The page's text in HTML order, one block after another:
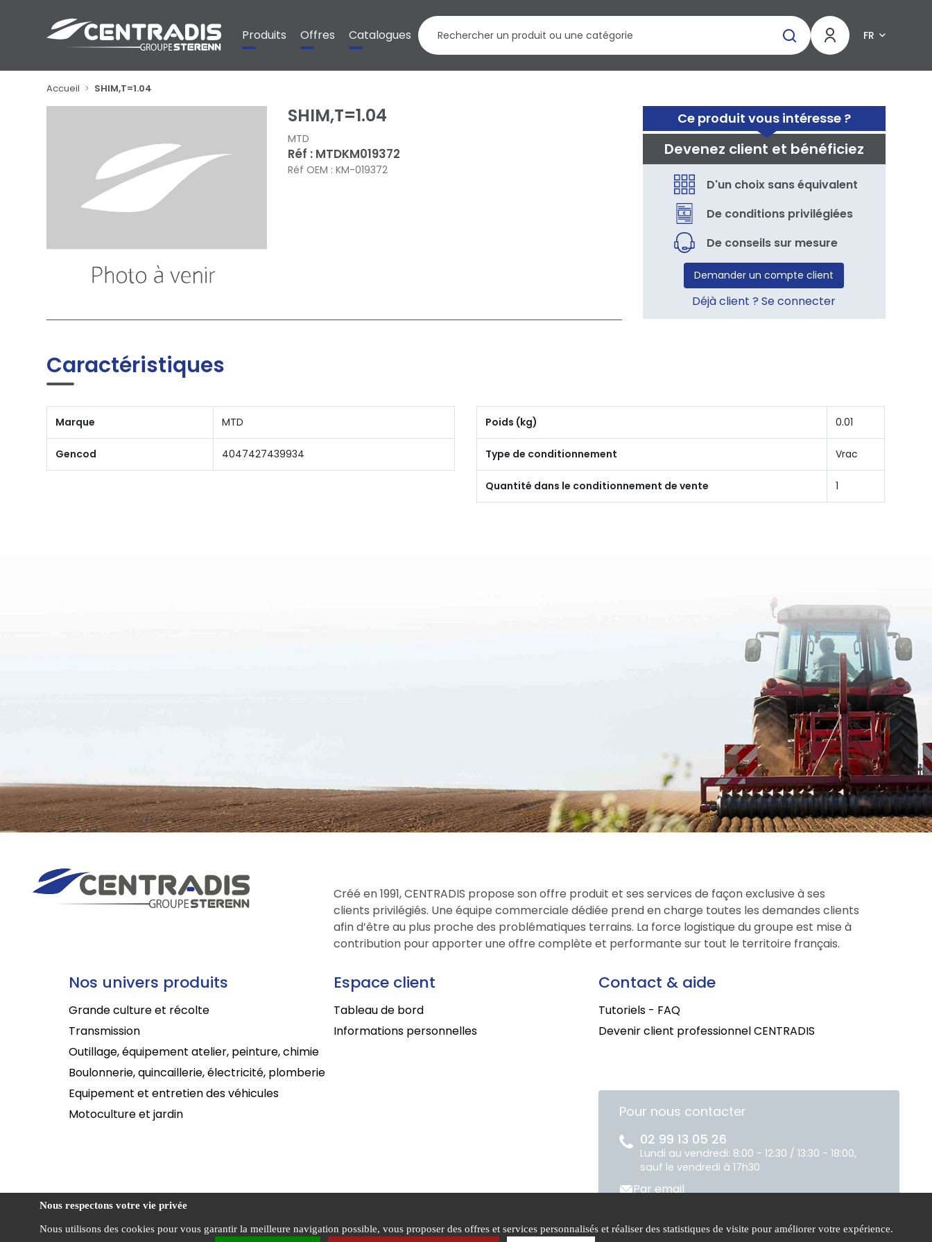
Produits Offres Catalogues FR
Accueil SHIM,T=1.04
Ce produit vous intéresse ?
Devenez client et bénéficiez
D'un choix sans équivalent
De conditions privilégiées
De conseils sur mesure
Demander un compte client
Déjà client ? Se connecter
SHIM,T=1.04
MTD
Réf : MTDKM019372
Réf OEM : KM-019372
Caractéristiques
Marque MTD
Gencod 4047427439934
Poids (kg) 0.01
Type de conditionnement Vrac
Quantité dans le conditionnement de vente 1
Créé en 1991, CENTRADIS propose son offre produit et ses services de façon exclusive à ses
clients privilégiés. Une équipe commerciale dédiée prend en charge toutes les demandes clients
afin d’être au plus proche des problématiques terrains. La force logistique du groupe est mise à
contribution pour apporter une offre complète et performante sur tout le territoire français.
Nos univers produits
Grande culture et récolte
Transmission
Outillage, équipement atelier, peinture, chimie
Boulonnerie, quincaillerie, électricité, plomberie
Equipement et entretien des véhicules
Motoculture et jardin
Espace client
Tableau de bord
Informations personnelles
Contact & aide
Tutoriels - FAQ
Devenir client professionnel CENTRADIS
Pour nous contacter
02 99 13 05 26
Lundi au vendredi: 8:00 - 12:30 / 13:30 - 18:00,
sauf le vendredi à 17h30
Par email
CENTRADIS © Conditions générales de Mentions Politique de Gestion des
Nous respectons votre vie privée
Nous utilisons des cookies pour vous garantir la meilleure navigation possible, vous proposer des offres et services personnalisés et réaliser des statistiques de visite pour améliorer votre expérience.